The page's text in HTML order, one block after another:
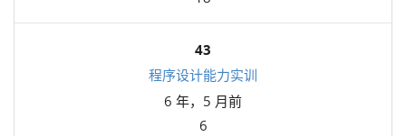
43
程序设计能力实训
6 年，5 月前
6